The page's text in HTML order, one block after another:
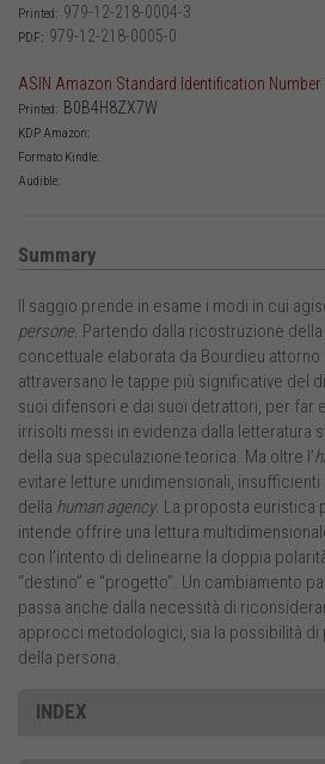
Printed: 979-12-218-0004-3
PDF: 979-12-218-0005-0
ASIN Amazon Standard Identification Number
Printed: B0B4H8ZX7W
KDP Amazon:
Formato Kindle:
Audible:
Summary
Il saggio prende in esame i modi in cui
persone. Partendo dalla ricostruzione
concettuale elaborata da Bourdieu attorno
attraversano le tappe più significative del
suoi difensori e dai suoi detrattori, per far
irrisolti messi in evidenza dalla letteratura
della sua speculazione teorica. Ma oltre l’
evitare letture unidimensionali,
della human agency. La proposta euristica
intende offrire una lettura
con l’intento di delinearne la doppia
“destino” e “progetto”. Un cambiamento
passa anche dalla necessità di
approcci metodologici, sia la possibilità di
della persona.
INDEX